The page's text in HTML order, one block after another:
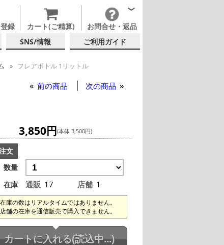
録 カート(ご精算) お問合せ・返品
SNS/情報 ご利用ガイド
フレアボトル 1リットル
前の商品 次の商品
3,850円(本体 3,500円)
文
数量
在庫
通販 17 店舗 1
在庫の数はリアルタイムではありません。
店舗の在庫を通信販売で購入できません。
カートに入れる(読込中...)